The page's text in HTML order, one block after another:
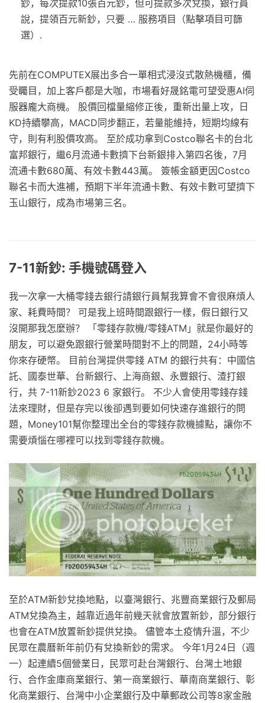
鈔，每次提款10張百元鈔，但可提款多次兌換，銀行員
說，提領百元新鈔，只要 … 服務項目（點擊項目可篩
選）.
先前在COMPUTEX展出多合一單相式浸沒式散熱機櫃，備
受矚目，加上客戶都是大咖，市場看好晟銘電可望受惠AI伺
服器龐大商機。 股價回檔量縮修正後，重新出量上攻，日
KD持續攀高，MACD同步翻正，若量能維持，短期均線有
守，則有利股價攻高。 至於成功拿到Costco聯名卡的台北
富邦銀行，繼6月流通卡數擠下台新銀排入第四名後，7月
流通卡數680萬、有效卡數443萬。 簽帳金額更因Costco
聯名卡而大進補，預期下半年流通卡數、有效卡數可望擠下
玉山銀行，成為市場第三名。
7-11新鈔: 手機號碼登入
我一次拿一大桶零錢去銀行請銀行員幫我算會不會很麻煩人
家、耗費時間？ 可是我上班時間跟銀行一樣，假日銀行又
沒開那我怎麼辦？ 「零錢存款機/零錢ATM」就是你最好的
朋友，可以避免跟銀行營業時間對不上的問題，24小時等
你來存硬幣。 目前台灣提供零錢 ATM 的銀行共有：中國信
託、國泰世華、台新銀行、上海商銀、永豐銀行、渣打銀
行，共 7-11新鈔2023 6 家銀行。 不少人會使用零錢存錢
法來理財，但是存完以後卻遇到要如何快速存進銀行的問
題，Money101幫你整理出全台的零錢存款機據點，讓你不
需要煩惱在哪裡可以找到零錢存款機。
至於ATM新鈔兌換地點，以臺灣銀行、兆豐商業銀行及郵局
ATM兌換為主，越靠近過年前幾天就會放置新鈔，部分銀行
也會在ATM放置新鈔提供兌換。 儘管本土疫情升溫，不少
民眾在農曆新年前仍有兌換新鈔的需求。 今年1月24日（週
一）起連續5個營業日，民眾可赴台灣銀行、台灣土地銀
行、合作金庫商業銀行、第一商業銀行、華南商業銀行、彰
化商業銀行、台灣中小企業銀行及中華郵政公司等8家金融